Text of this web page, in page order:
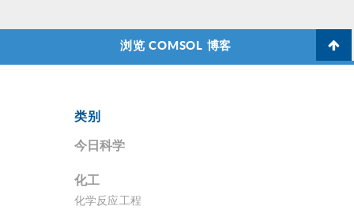
浏览 COMSOL 博客
类别
今日科学
化工
化学反应工程